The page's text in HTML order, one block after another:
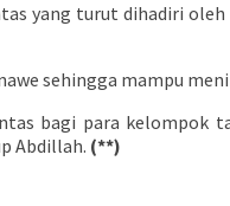
yang turut dihadiri
sehingga mampu
bagi para kelompok
Abdillah. (**)